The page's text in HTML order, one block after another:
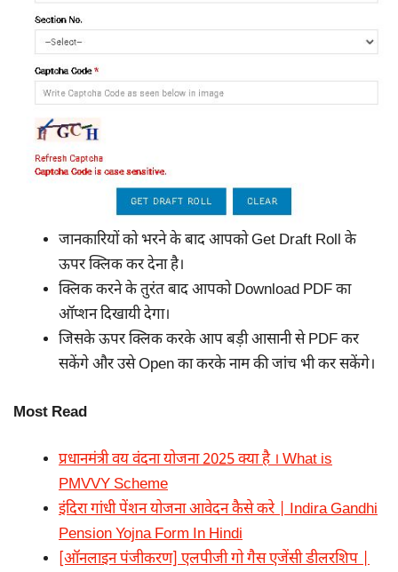
जानकारियों को भरने के बाद आपको Get Draft Roll के
ऊपर क्लिक कर देना है।
क्लिक करने के तुरंत बाद आपको Download PDF का
ऑप्शन दिखायी देगा।
जिसके ऊपर क्लिक करके आप बड़ी आसानी से PDF कर
सकेंगे और उसे Open का करके नाम की जांच भी कर सकेंगे।
Most Read
प्रधानमंत्री वय वंदना योजना 2025 क्या है । What is
PMVVY Scheme
इंदिरा गांधी पेंशन योजना आवेदन कैसे करे | Indira Gandhi
Pension Yojna Form In Hindi
[ऑनलाइन पंजीकरण] एलपीजी गो गैस एजेंसी डीलरशिप |